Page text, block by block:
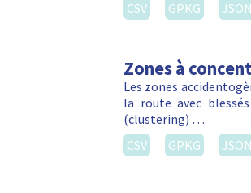
CSV GPKG JSON
Zones à
Les zones
la route avec
(clustering) …
CSV
GPKG JSON